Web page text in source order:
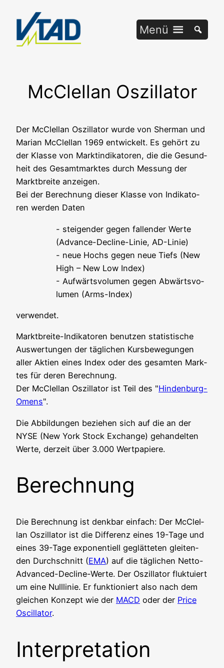
springen
Menü
McClellan Oszillator
Der McClel­lan Oszil­la­tor wur­de von Sher­man und
Mari­an McClel­lan 1969 ent­wi­ckelt. Es gehört zu
der Klas­se von Markt­in­di­ka­to­ren, die die Gesund­
heit des Gesamt­mark­tes durch Mes­sung der
Markt­brei­te anzeigen.
Bei der Berech­nung die­ser Klas­se von Indi­ka­to­
ren wer­den Daten
- stei­gen­der gegen fal­len­der Wer­te
(Advan­ce-Decli­ne-Linie, AD-Linie)
- neue Hochs gegen neue Tiefs (New
High – New Low Index)
- Auf­wärts­vo­lu­men gegen Abwärts­vo­
lu­men (Arms-Index)
ver­wen­det.
Markt­brei­te-Indi­ka­to­ren benut­zen sta­tis­ti­sche
Aus­wer­tun­gen der täg­li­chen Kurs­be­we­gun­gen
aller Akti­en eines Index oder des gesam­ten Mark­
tes für deren Berechnung.
Der McClel­lan Oszil­la­tor ist Teil des "Hin­den­burg-
Omens".
Die Abbil­dun­gen bezie­hen sich auf die an der
NYSE (New York Stock Exch­an­ge) gehan­del­ten
Wer­te, der­zeit über 3.000 Wertpapiere.
Berechnung
Die Berech­nung ist denk­bar ein­fach: Der McClel­
lan Oszil­la­tor ist die Dif­fe­renz eines 19-Tage und
eines 39-Tage expo­nen­ti­ell geglät­te­ten glei­ten­
den Durch­schnitt (EMA) auf die täg­li­chen Net­to-
Advan­ced-Decli­ne-Wer­te. Der Oszil­la­tor fluk­tu­iert
um eine Null­li­nie. Er funk­tio­niert also nach dem
glei­chen Kon­zept wie der MACD oder der Pri­ce
Oscil­la­tor.
Interpretation